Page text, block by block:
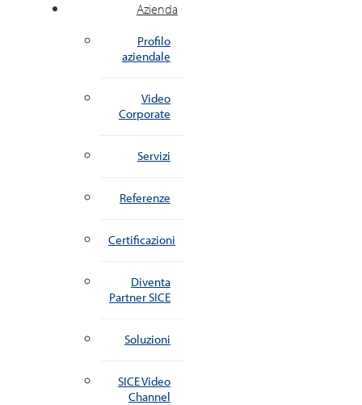
Azienda
Profilo
aziendale
Video
Corporate
Servizi
Referenze
Certificazioni
Diventa
Partner SICE
Soluzioni
SICE Video
Channel